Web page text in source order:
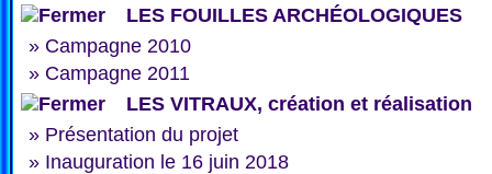
LES FOUILLES ARCHÉOLOGIQUES
» Campagne 2010
» Campagne 2011
LES VITRAUX, création et réalisation
» Présentation du projet
» Inauguration le 16 juin 2018